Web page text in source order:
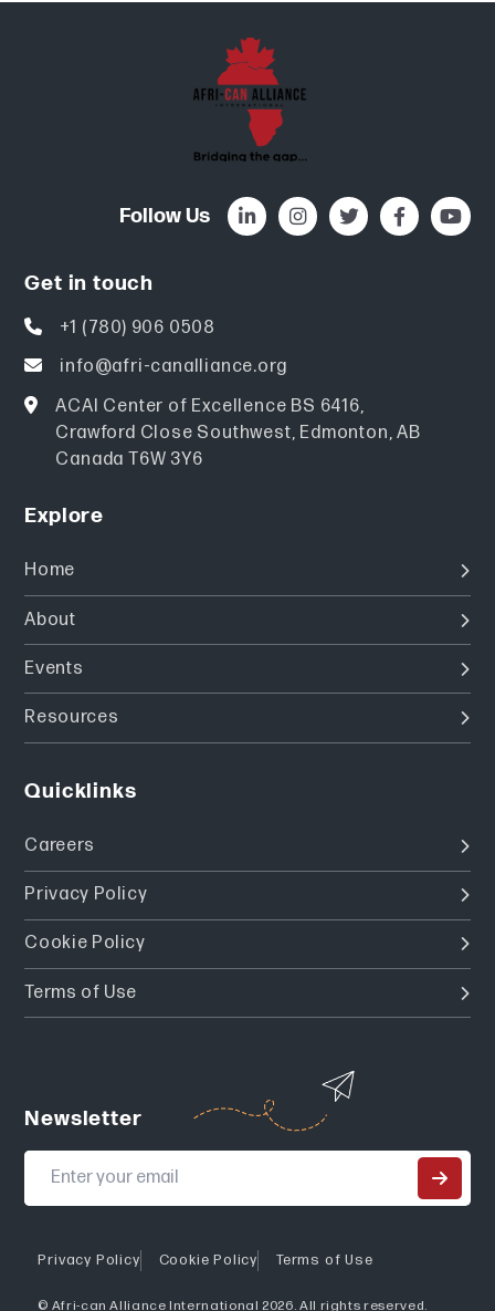
Follow Us
Get in touch
+1 (780) 906 0508
info@afri-canalliance.org
ACAI Center of Excellence BS 6416,
Crawford Close Southwest, Edmonton, AB
Canada T6W 3Y6
Explore
Home
About
Events
Resources
Quicklinks
Careers
Privacy Policy
Cookie Policy
Terms of Use
Newsletter
Privacy Policy Cookie Policy Terms of Use
© Afri-can Alliance International 2026. All rights reserved.